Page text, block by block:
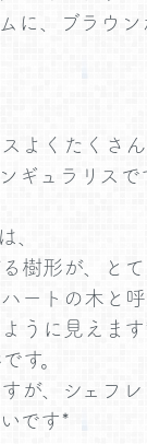
に、ブラウ
よくたくさん
ュラリスで
樹形が、とて
ートの木と
うに見えま
す。
が、シェフレ
です*